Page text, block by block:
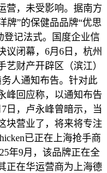
营，未受影响。据南方
牌”的保健品品牌“优思
登记法式。国度企业信
议闭幕，6月6日，杭州
财产开辟区（滨江）
人通知布告。针对此
峰回应称，以通知布告
日，卢永峰曾暗示，当
块营业了，将来将专注
已正在上海抢手商
年9月，该品牌正在全
正在华运营商为上海德